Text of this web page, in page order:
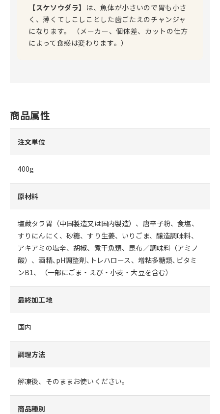
【スケソウダラ】 は、魚体が小さいので胃も小さ
く、薄くてしこしことした歯ごたえのチャンジャ
になります。 （メーカー、個体差、カットの仕方
によって食感は変わります。）
商品属性
注文単位
400g
原材料
塩蔵タラ胃（中国製造又は国内製造）、唐辛子粉、食塩、
すりにんにく、砂糖、すり生姜、いりごま、醸造調味料、
アキアミの塩辛、胡椒、煮干魚類、昆布／調味料（アミノ
酸）、酒精､pH調整剤､トレハロース、増粘多糖類､ビタミ
ンB1、（一部にごま・えび・小麦・大豆を含む）
最終加工地
国内
調理方法
解凍後、そのままお使いください。
商品種別